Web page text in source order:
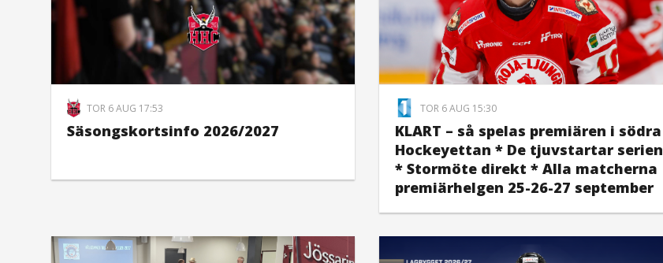
TOR 6 AUG 17:53
Säsongskortsinfo 2026/2027
TOR 6 AUG 15:30
KLART – så spelas premiären i södra
Hockeyettan * De tjuvstartar serien
* Stormöte direkt * Alla matcherna
premiärhelgen 25-26-27 september